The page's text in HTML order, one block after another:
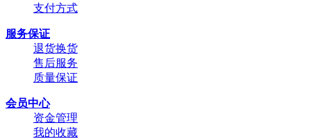
支付方式
服务保证
退货换货
售后服务
质量保证
会员中心
资金管理
我的收藏